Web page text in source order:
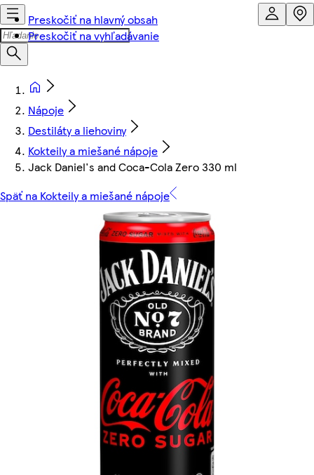
Preskočiť na hlavný obsah
Preskočiť na vyhľadávanie
Nápoje
Destiláty a liehoviny
Kokteily a miešané nápoje
Jack Daniel's and Coca-Cola Zero 330 ml
Späť na Kokteily a miešané nápoje